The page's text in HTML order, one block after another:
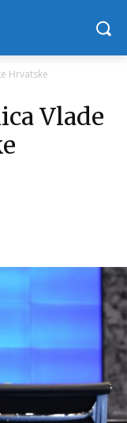
Hrvatske
Vlade